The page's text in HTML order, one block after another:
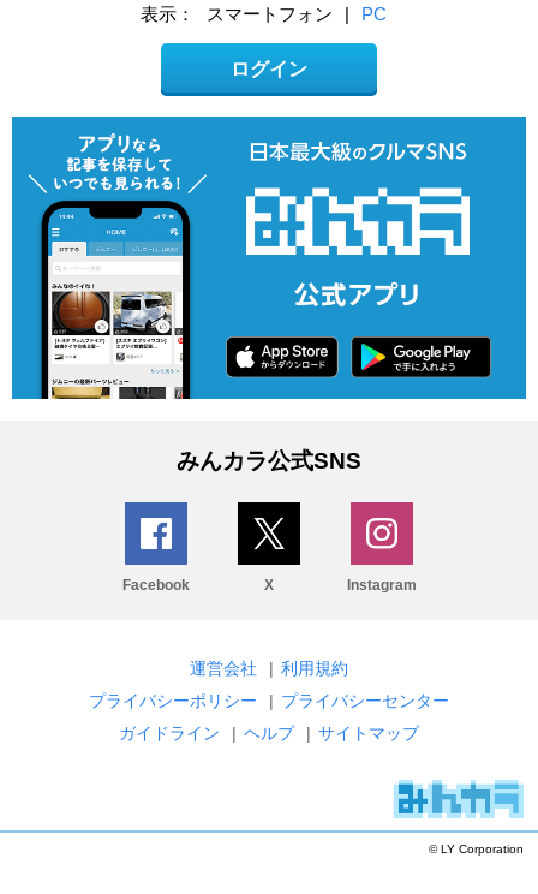
表示： スマートフォン | PC
ログイン
みんカラ公式SNS
Facebook X Instagram
運営会社 | 利用規約
プライバシーポリシー
| プライバシーセンター
ガイドライン
| ヘルプ | サイトマップ
© LY Corporation